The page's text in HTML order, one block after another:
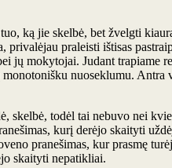
ką jie skelbė, bet žvelgti
privalėjau praleisti ištisas
jų mokytojai. Judant trapiame
nuoseklumu. Antra
skelbė, todėl tai nebuvo nei
kurį derėjo skaityti
pranešimas, kur prasmę
skaityti nepatikliai.